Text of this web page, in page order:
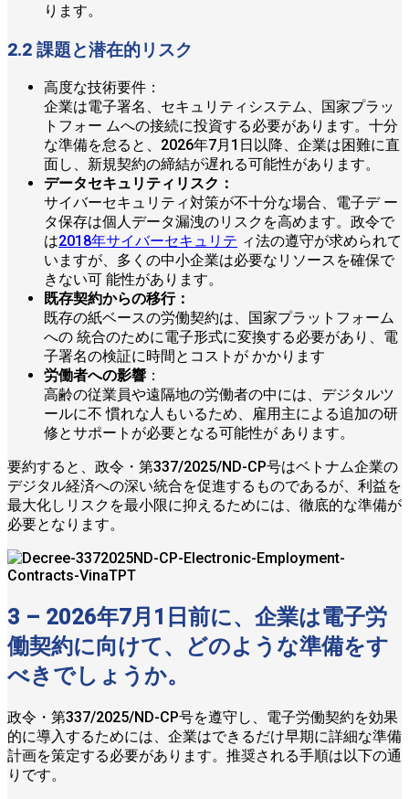
ります。
2.2 課題と潜在的リスク
高度な技術要件：
企業は電子署名、セキュリティシステム、国家プラッ
トフォー ムへの接続に投資する必要があります。十分
な準備を怠ると、2026年7月1日以降、企業は困難に直
面し、新規契約の締結が遅れる可能性があります。
データセキュリティリスク：
サイバーセキュリティ対策が不十分な場合、電子デ ー
タ保存は個人データ漏洩のリスクを高めます。政令で
は2018年サイバーセキュリテ ィ法の遵守が求められて
いますが、多くの中小企業は必要なリソースを確保で
きない可 能性があります。
既存契約からの移行：
既存の紙ベースの労働契約は、国家プラットフォーム
への 統合のために電子形式に変換する必要があり、電
子署名の検証に時間とコストが かかります
労働者への影響 ：
高齢の従業員や遠隔地の労働者の中には、デジタルツ
ールに不 慣れな人もいるため、雇用主による追加の研
修とサポートが必要となる可能性が あります。
要約すると、政令・第337/2025/ND-CP号はベトナム企業の
デジタル経済への深い統合を促進するものであるが、利益を
最大化しリスクを最小限に抑えるためには、徹底的な準備が
必要となります。
3 – 2026年7月1日前に、企業は電子労
働契約に向けて、どのような準備をす
べきでしょうか。
政令・第337/2025/ND-CP号を遵守し、電子労働契約を効果
的に導入するためには、企業はできるだけ早期に詳細な準備
計画を策定する必要があります。推奨される手順は以下の通
りです。